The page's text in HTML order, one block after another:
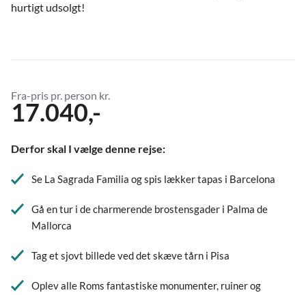
hurtigt udsolgt!
Fra-pris pr. person kr.
17.040,-
Derfor skal I vælge denne rejse:
Se La Sagrada Familia og spis lækker tapas i Barcelona
Gå en tur i de charmerende brostensgader i Palma de
Mallorca
Tag et sjovt billede ved det skæve tårn i Pisa
Oplev alle Roms fantastiske monumenter, ruiner og